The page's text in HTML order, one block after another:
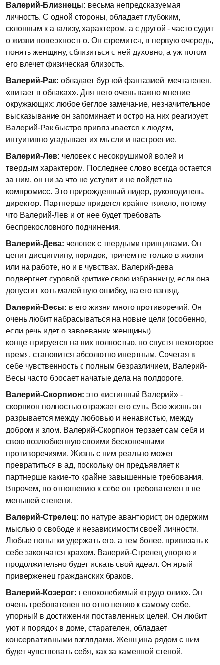
Валерий-Близнецы: весьма непредсказуемая
личность. С одной стороны, обладает глубоким,
склонным к анализу, характером, а с другой - часто судит
о жизни поверхностно. Он стремится, в первую очередь,
понять женщину, сблизиться с ней духовно, а уж потом
его влечет физическая близость.
Валерий-Рак: обладает бурной фантазией, мечтателен,
«витает в облаках». Для него очень важно мнение
окружающих: любое беглое замечание, незначительное
высказывание он запоминает и остро на них реагирует.
Валерий-Рак быстро привязывается к людям,
интуитивно угадывает их мысли и настроение.
Валерий-Лев: человек с несокрушимой волей и
твердым характером. Последнее слово всегда остается
за ним, он ни за что не уступит и не пойдет на
компромисс. Это прирожденный лидер, руководитель,
директор. Партнерше придется крайне тяжело, потому
что Валерий-Лев и от нее будет требовать
беспрекословного подчинения.
Валерий-Дева: человек с твердыми принципами. Он
ценит дисциплину, порядок, причем не только в жизни
или на работе, но и в чувствах. Валерий-дева
подвергнет суровой критике свою избранницу, если она
допустит хоть малейшую ошибку, на его взгляд.
Валерий-Весы: в его жизни много противоречий. Он
очень любит набрасываться на новые цели (особенно,
если речь идет о завоевании женщины),
концентрируется на них полностью, но спустя некоторое
время, становится абсолютно инертным. Сочетая в
себе чувственность с полным безразличием, Валерий-
Весы часто бросает начатые дела на полдороге.
Валерий-Скорпион: это «истинный Валерий» -
скорпион полностью отражает его суть. Всю жизнь он
разрывается между любовью и ненавистью, между
добром и злом. Валерий-Скорпион терзает сам себя и
свою возлюбленную своими бесконечными
противоречиями. Жизнь с ним реально может
превратиться в ад, поскольку он предъявляет к
партнерше какие-то крайне завышенные требования.
Впрочем, по отношению к себе он требователен в не
меньшей степени.
Валерий-Стрелец: по натуре авантюрист, он одержим
мыслью о свободе и независимости своей личности.
Любые попытки удержать его, а тем более, привязать к
себе закончатся крахом. Валерий-Стрелец упорно и
продолжительно будет искать свой идеал. Он ярый
приверженец гражданских браков.
Валерий-Козерог: непоколебимый «трудоголик». Он
очень требователен по отношению к самому себе,
упорный в достижении поставленных целей. Он любит
уют и порядок в доме, старателен, обладает
консервативными взглядами. Женщина рядом с ним
будет чувствовать себя, как за каменной стеной.